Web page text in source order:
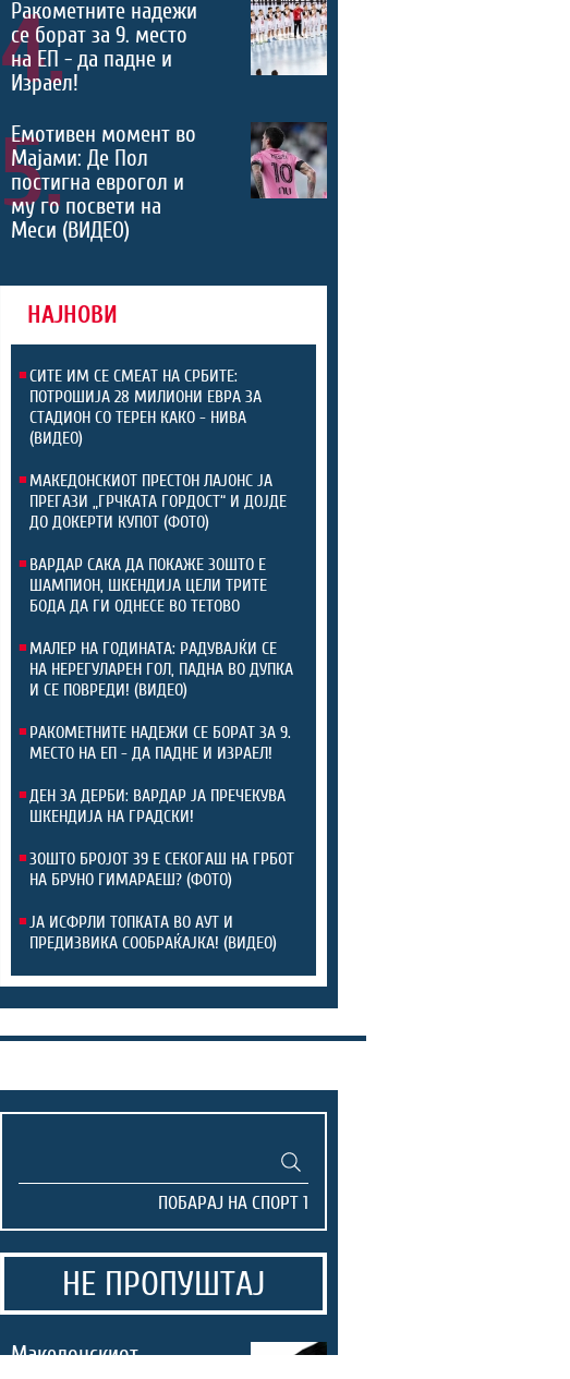
4.
Ракометните надежи
се борат за 9. место
на ЕП - да падне и
Израел!
5.
Емотивен момент во
Мајами: Де Пол
постигна еврогол и
му го посвети на
Меси (ВИДЕО)
НАЈНОВИ
СИТЕ ИМ СЕ СМЕАТ НА СРБИТЕ:
ПОТРОШИЈА 28 МИЛИОНИ ЕВРА ЗА
СТАДИОН СО ТЕРЕН КАКО - НИВА
(ВИДЕО)
МАКЕДОНСКИОТ ПРЕСТОН ЛАЈОНС ЈА
ПРЕГАЗИ „ГРЧКАТА ГОРДОСТ“ И ДОЈДЕ
ДО ДОКЕРТИ КУПОТ (ФОТО)
ВАРДАР САКА ДА ПОКАЖЕ ЗОШТО Е
ШАМПИОН, ШКЕНДИЈА ЦЕЛИ ТРИТЕ
БОДА ДА ГИ ОДНЕСЕ ВО ТЕТОВО
МАЛЕР НА ГОДИНАТА: РАДУВАЈЌИ СЕ
НА НЕРЕГУЛАРЕН ГОЛ, ПАДНА ВО ДУПКА
И СЕ ПОВРЕДИ! (ВИДЕО)
РАКОМЕТНИТЕ НАДЕЖИ СЕ БОРАТ ЗА 9.
МЕСТО НА ЕП - ДА ПАДНЕ И ИЗРАЕЛ!
ДЕН ЗА ДЕРБИ: ВАРДАР ЈА ПРЕЧЕКУВА
ШКЕНДИЈА НА ГРАДСКИ!
ЗОШТО БРОЈОТ 39 Е СЕКОГАШ НА ГРБОТ
НА БРУНО ГИМАРАЕШ? (ФОТО)
ЈА ИСФРЛИ ТОПКАТА ВО АУТ И
ПРЕДИЗВИКА СООБРАЌАЈКА! (ВИДЕО)
НЕ ПРОПУШТАЈ
Македонскиот